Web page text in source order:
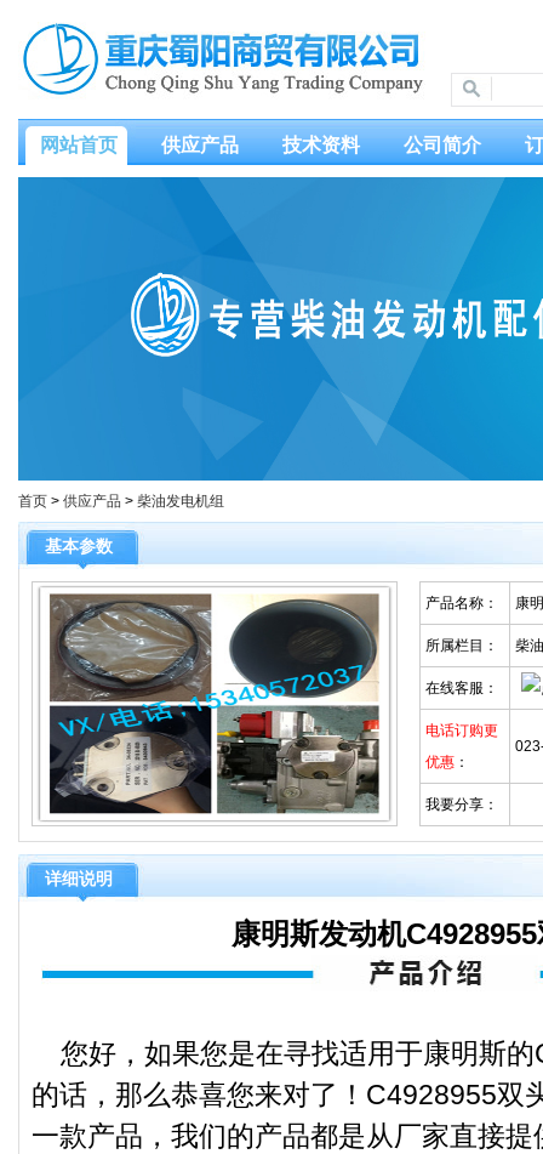
网站首页 供应产品 技术资料 公司简介
首页 > 供应产品 > 柴油发电机组
基本参数
产品名称： 康
所属栏目： 柴
在线客服：
电话订购更
优惠 ：
我要分享：
详细说明
康明斯发动机
您好，如果您是在寻找适用于康明斯
的话，那么恭喜您来对了！C4928955双
一款产品，我们的产品都是从厂家直接